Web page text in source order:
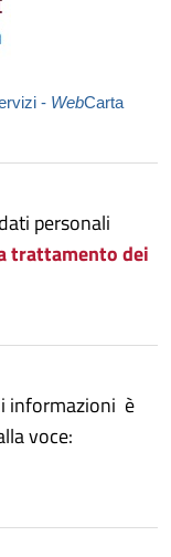
- WebCarta
personali
trattamento dei
informazioni è
voce: